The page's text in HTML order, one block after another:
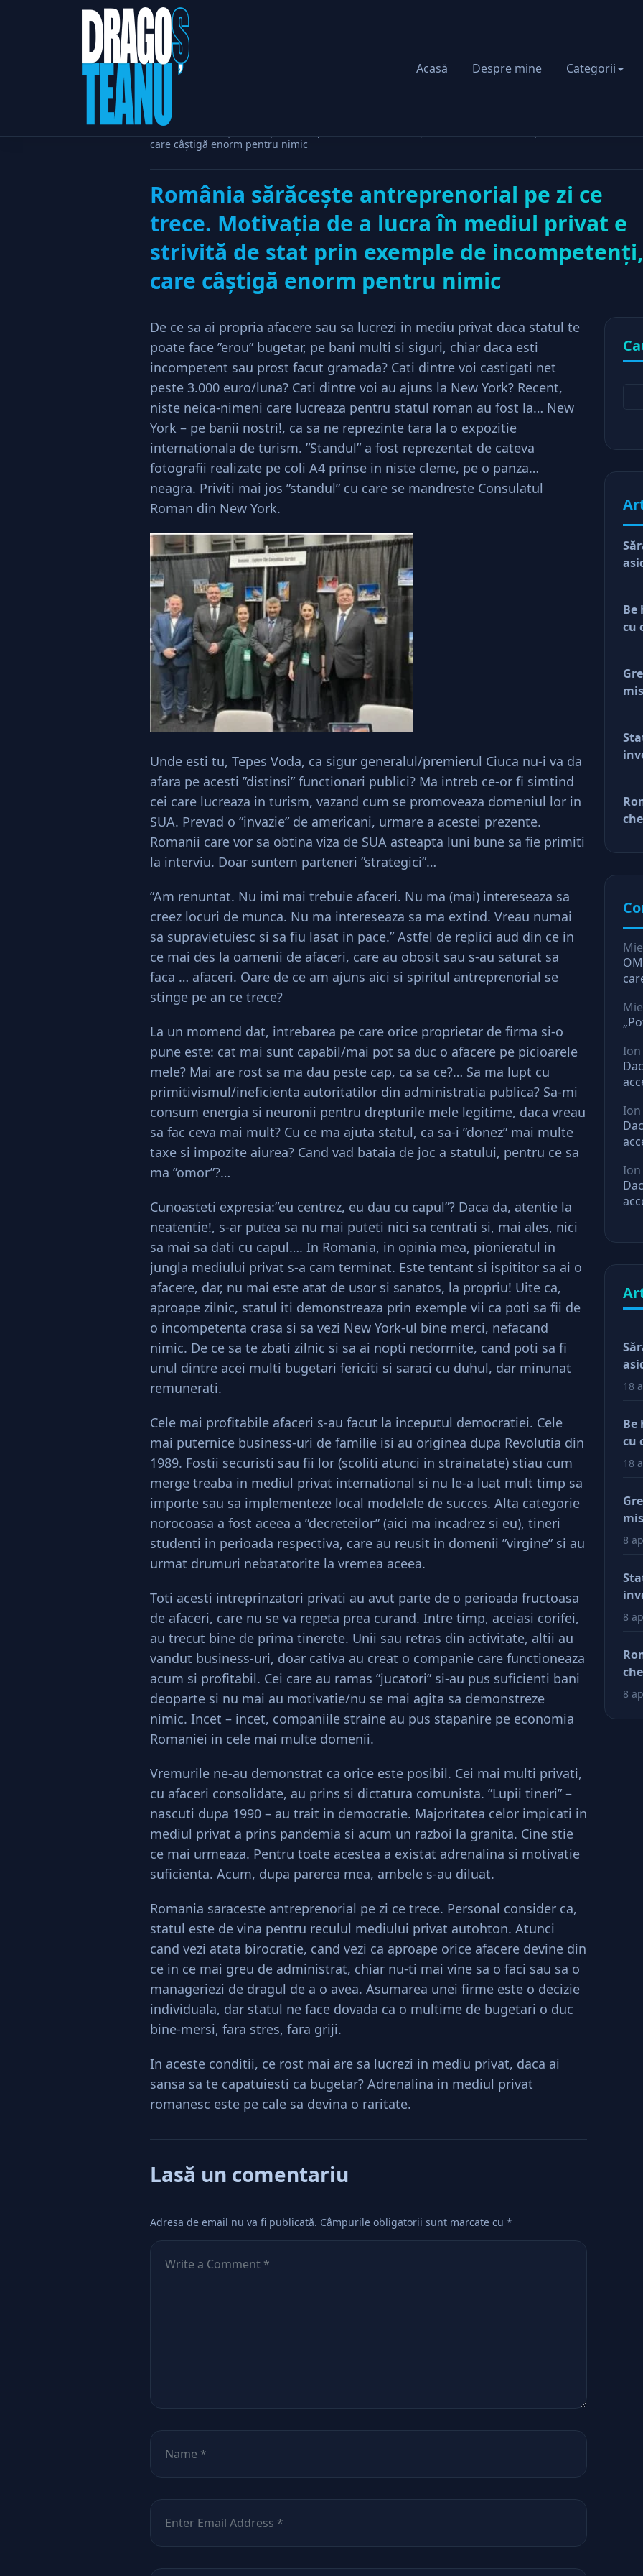
Acasă Despre mine Categorii
Home
care câştigă enorm pentru nimic
România sărăceşte antreprenorial pe zi ce
trece. Motivaţia de a lucra în mediul privat e
strivită de stat prin exemple de incompetenţi,
care câştigă enorm pentru nimic
De ce sa ai propria afacere sau sa lucrezi in mediu privat daca statul te
poate face ”erou” bugetar, pe bani multi si siguri, chiar daca esti
incompetent sau prost facut gramada? Cati dintre voi castigati net
peste 3.000 euro/luna? Cati dintre voi au ajuns la New York? Recent,
niste neica-nimeni care lucreaza pentru statul roman au fost la… New
York – pe banii nostri!, ca sa ne reprezinte tara la o expozitie
internationala de turism. ”Standul” a fost reprezentat de cateva
fotografii realizate pe coli A4 prinse in niste cleme, pe o panza…
neagra. Priviti mai jos ”standul” cu care se mandreste Consulatul
Roman din New York.
Unde esti tu, Tepes Voda, ca sigur generalul/premierul Ciuca nu-i va da
afara pe acesti ”distinsi” functionari publici? Ma intreb ce-or fi simtind
cei care lucreaza in turism, vazand cum se promoveaza domeniul lor in
SUA. Prevad o ”invazie” de americani, urmare a acestei prezente.
Romanii care vor sa obtina viza de SUA asteapta luni bune sa fie primiti
la interviu. Doar suntem parteneri ”strategici”…
”Am renuntat. Nu imi mai trebuie afaceri. Nu ma (mai) intereseaza sa
creez locuri de munca. Nu ma intereseaza sa ma extind. Vreau numai
sa supravietuiesc si sa fiu lasat in pace.” Astfel de replici aud din ce in
ce mai des la oamenii de afaceri, care au obosit sau s-au saturat sa
faca … afaceri. Oare de ce am ajuns aici si spiritul antreprenorial se
stinge pe an ce trece?
La un momend dat, intrebarea pe care orice proprietar de firma si-o
pune este: cat mai sunt capabil/mai pot sa duc o afacere pe picioarele
mele? Mai are rost sa ma dau peste cap, ca sa ce?… Sa ma lupt cu
primitivismul/ineficienta autoritatilor din administratia publica? Sa-mi
consum energia si neuronii pentru drepturile mele legitime, daca vreau
sa fac ceva mai mult? Cu ce ma ajuta statul, ca sa-i ”donez” mai multe
taxe si impozite aiurea? Cand vad bataia de joc a statului, pentru ce sa
ma ”omor”?…
Cunoasteti expresia:”eu centrez, eu dau cu capul”? Daca da, atentie la
neatentie!, s-ar putea sa nu mai puteti nici sa centrati si, mai ales, nici
sa mai sa dati cu capul…. In Romania, in opinia mea, pionieratul in
jungla mediului privat s-a cam terminat. Este tentant si ispititor sa ai o
afacere, dar, nu mai este atat de usor si sanatos, la propriu! Uite ca,
aproape zilnic, statul iti demonstreaza prin exemple vii ca poti sa fii de
o incompetenta crasa si sa vezi New York-ul bine merci, nefacand
nimic. De ce sa te zbati zilnic si sa ai nopti nedormite, cand poti sa fi
unul dintre acei multi bugetari fericiti si saraci cu duhul, dar minunat
remunerati.
Cele mai profitabile afaceri s-au facut la inceputul democratiei. Cele
mai puternice business-uri de familie isi au originea dupa Revolutia din
1989. Fostii securisti sau fii lor (scoliti atunci in strainatate) stiau cum
merge treaba in mediul privat international si nu le-a luat mult timp sa
importe sau sa implementeze local modelele de succes. Alta categorie
norocoasa a fost aceea a ”decreteilor” (aici ma incadrez si eu), tineri
studenti in perioada respectiva, care au reusit in domenii ”virgine” si au
urmat drumuri nebatatorite la vremea aceea.
Toti acesti intreprinzatori privati au avut parte de o perioada fructoasa
de afaceri, care nu se va repeta prea curand. Intre timp, aceiasi corifei,
au trecut bine de prima tinerete. Unii sau retras din activitate, altii au
vandut business-uri, doar cativa au creat o companie care functioneaza
acum si profitabil. Cei care au ramas ”jucatori” si-au pus suficienti bani
deoparte si nu mai au motivatie/nu se mai agita sa demonstreze
nimic. Incet – incet, companiile straine au pus stapanire pe economia
Romaniei in cele mai multe domenii.
Vremurile ne-au demonstrat ca orice este posibil. Cei mai multi privati,
cu afaceri consolidate, au prins si dictatura comunista. ”Lupii tineri” –
nascuti dupa 1990 – au trait in democratie. Majoritatea celor impicati in
mediul privat a prins pandemia si acum un razboi la granita. Cine stie
ce mai urmeaza. Pentru toate acestea a existat adrenalina si motivatie
suficienta. Acum, dupa parerea mea, ambele s-au diluat.
Romania saraceste antreprenorial pe zi ce trece. Personal consider ca,
statul este de vina pentru reculul mediului privat autohton. Atunci
cand vezi atata birocratie, cand vezi ca aproape orice afacere devine din
ce in ce mai greu de administrat, chiar nu-ti mai vine sa o faci sau sa o
manageriezi de dragul de a o avea. Asumarea unei firme este o decizie
individuala, dar statul ne face dovada ca o multime de bugetari o duc
bine-mersi, fara stres, fara griji.
In aceste conditii, ce rost mai are sa lucrezi in mediu privat, daca ai
sansa sa te capatuiesti ca bugetar? Adrenalina in mediul privat
romanesc este pe cale sa devina o raritate.
Lasă un comentariu
Adresa de email nu va fi publicată. Câmpurile obligatorii sunt marcate cu *
Be
cu
18
Be
cu
18
8
rău
8
8